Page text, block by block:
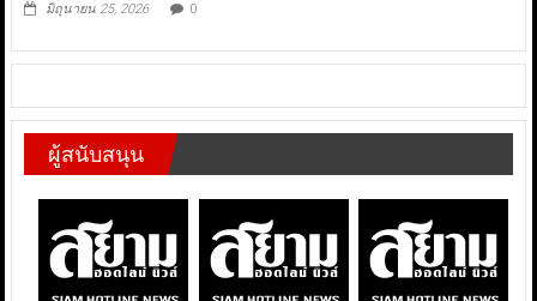
มิถุนายน 25, 2026 0
ผู้สนับสนุน